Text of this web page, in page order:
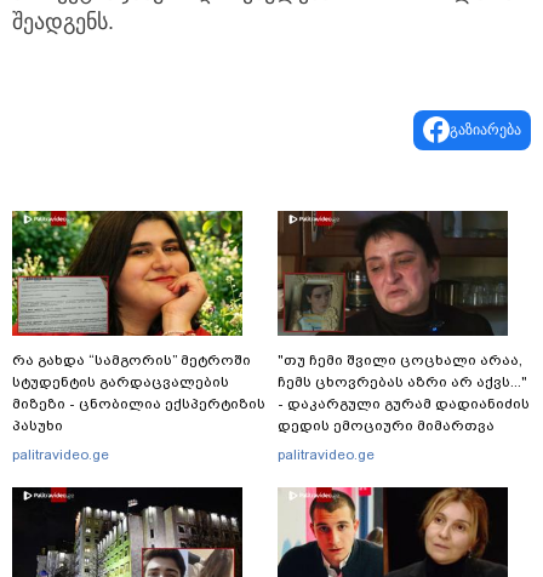
შეადგენს.
გაზიარება
რა გახდა “სამგორის” მეტროში
სტუდენტის გარდაცვალების
მიზეზი - ცნობილია ექსპერტიზის
პასუხი
palitravideo.ge
"თუ ჩემი შვილი ცოცხალი არაა,
ჩემს ცხოვრებას აზრი არ აქვს..."
- დაკარგული გურამ დადიანიძის
დედის ემოციური მიმართვა
palitravideo.ge